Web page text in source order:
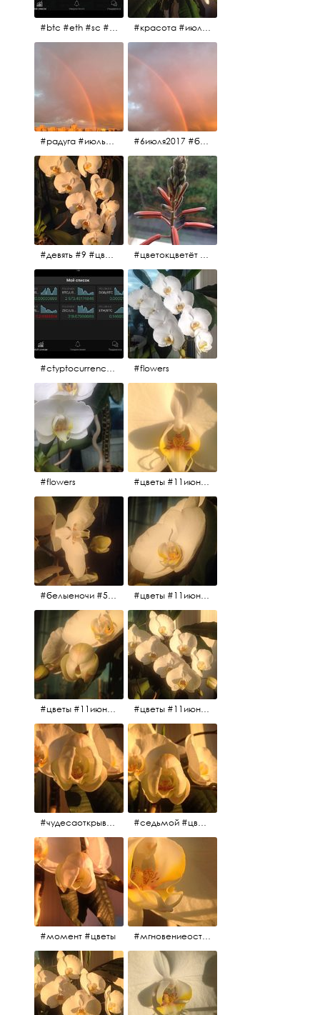
#btc #eth #sc #xrp #etc #maid #sys #naut #strat #pasc #dash #xmr #nxt #usdt #ltc#lsk #zec #str #rep #coin #markets #bitcoin #красота #июльскоеутро
#радуга #июльскоеутро #радугавовсёнебо #6июля2017 #6июля2017 #белыеночи #питерскоеутро #джулаймонинг #июльскоеутро #радугавовсёнебо #радуга #дождик
#девять #9 #цветы #цветокцветёт #flowers
#ctyptocurrency #btc #eth #flowers
#flowers #цветы #11июня2017 #5утра #белыеночи
#белыеночи #5утра #11июня2017 #цветы #цветы #11июня2017 #5утра #белыеночи
#цветы #11июня2017 #цветы #11июня2017
#чудесаоткрываются #красота #чудоприроды #нежность #цветы #прекрасное #седьмой #цветы #жизньналоджии
#момент #цветы #мгновениеостановись #прекрасныймомент #жаждарасцвета